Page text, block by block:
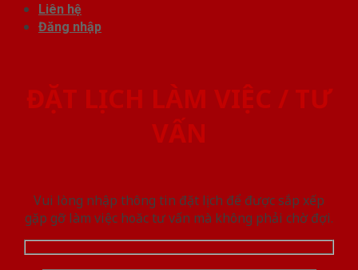
Liên hệ
Đăng nhập
ĐẶT LỊCH LÀM VIỆC / TƯ
VẤN
Vui lòng nhập thông tin đặt lịch để được sắp xếp
gặp gỡ làm việc hoăc tư vấn mà không phải chờ đợi.